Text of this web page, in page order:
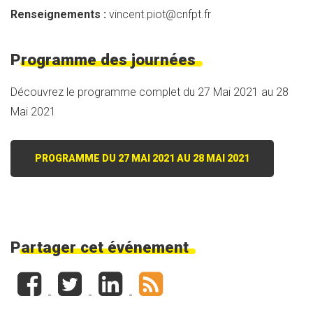
Renseignements : vincent.piot@cnfpt.fr
Programme des journées
Découvrez le programme complet du 27 Mai 2021 au 28
Mai 2021
PROGRAMME DU 27 MAI 2021 AU 28 MAI 2021
Partager cet événement